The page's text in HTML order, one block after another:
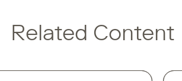
Related Content